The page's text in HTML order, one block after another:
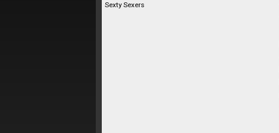
Sexty Sexers